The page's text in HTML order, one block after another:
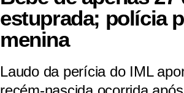
estuprada; polícia
menina
Laudo da perícia do IML